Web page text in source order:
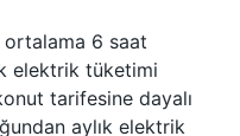
6 saat
elektrik tüketimi
tarifesine dayalı
aylık elektrik